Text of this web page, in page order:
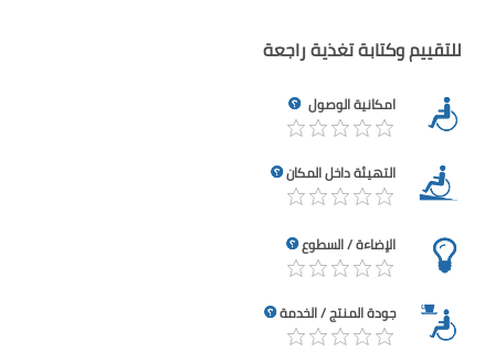
للتقييم وكتابة تغذية راجعة
امكانية الوصول
التهيئة داخل المكان
الإضاءة / السطوع
جودة المنتج / الخدمة